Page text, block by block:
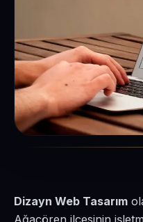
Dizayn Web Tasarım
Ağaçören ilçesinin